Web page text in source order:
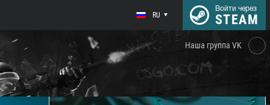
RU
Войти через
STEAM
Наша группа VK